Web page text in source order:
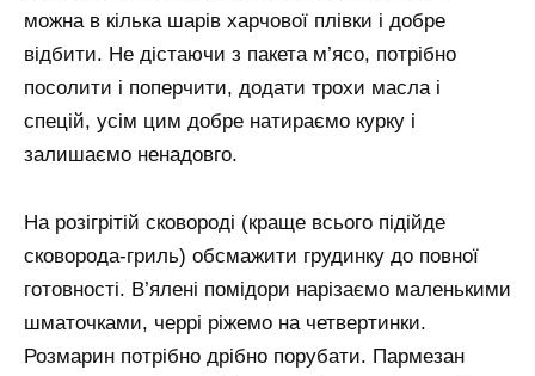
можна в кілька шарів харчової плівки і добре
відбити. Не дістаючи з пакета м’ясо, потрібно
посолити і поперчити, додати трохи масла і
спецій, усім цим добре натираємо курку і
залишаємо ненадовго.
На розігрітій сковороді (краще всього підійде
сковорода-гриль) обсмажити грудинку до повної
готовності. В’ялені помідори нарізаємо маленькими
шматочками, черрі ріжемо на четвертинки.
Розмарин потрібно дрібно порубати. Пармезан